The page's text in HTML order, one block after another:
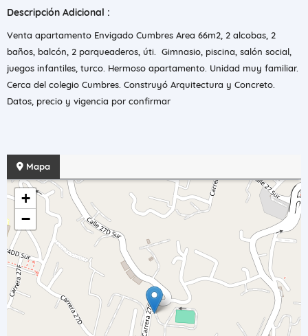
Descripción Adicional :
Venta apartamento Envigado Cumbres Area 66m2, 2 alcobas, 2
baños, balcón, 2 parqueaderos, úti. Gimnasio, piscina, salón social,
juegos infantiles, turco. Hermoso apartamento. Unidad muy familiar.
Cerca del colegio Cumbres. Construyó Arquitectura y Concreto.
Datos, precio y vigencia por confirmar
Mapa
+
−